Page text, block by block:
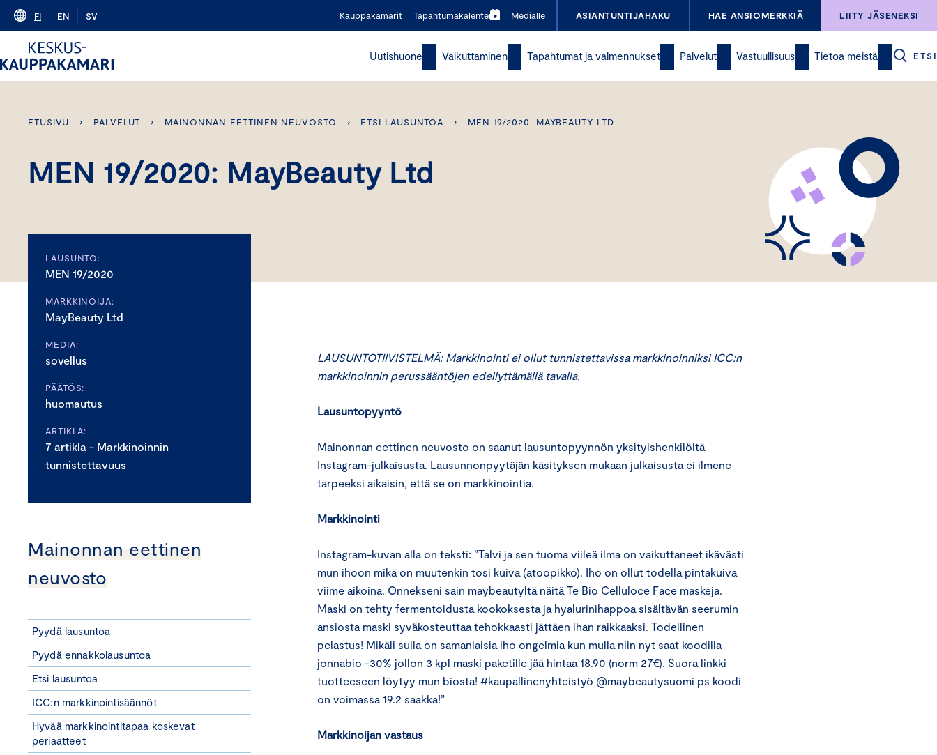
Skip
content
FI EN SV Kauppakamarit Tapahtumakalenteri Medialle ASIANTUNTIJAHAKU HAE ANSIOMERKKIÄ LIITY JÄSENEKSI
Uutishuone Vaikuttaminen Tapahtumat ja valmennukset Palvelut Vastuullisuus Tietoa meistä ETSI
ETUSIVU › PALVELUT › MAINONNAN EETTINEN NEUVOSTO › ETSI LAUSUNTOA › MEN 19/2020: MAYBEAUTY LTD
MEN 19/2020: MayBeauty Ltd
LAUSUNTO:
MEN 19/2020
MARKKINOIJA:
MayBeauty Ltd
MEDIA:
sovellus
PÄÄTÖS:
huomautus
ARTIKLA:
7 artikla - Markkinoinnin
tunnistettavuus
Mainonnan eettinen
neuvosto
Pyydä lausuntoa
Pyydä ennakkolausuntoa
Etsi lausuntoa
ICC:n markkinointisäännöt
Hyvää markkinointitapaa koskevat
periaatteet
LAUSUNTOTIIVISTELMÄ: Markkinointi ei ollut tunnistettavissa markkinoinniksi ICC:n
markkinoinnin perussääntöjen edellyttämällä tavalla.
Lausuntopyyntö
Mainonnan eettinen neuvosto on saanut lausuntopyynnön yksityishenkilöltä
Instagram-julkaisusta. Lausunnonpyytäjän käsityksen mukaan julkaisusta ei ilmene
tarpeeksi aikaisin, että se on markkinointia.
Markkinointi
Instagram-kuvan alla on teksti: ”Talvi ja sen tuoma viileä ilma on vaikuttaneet ikävästi
mun ihoon mikä on muutenkin tosi kuiva (atoopikko). Iho on ollut todella pintakuiva
viime aikoina. Onnekseni sain maybeautyltä näitä Te Bio Celluloce Face maskeja.
Maski on tehty fermentoidusta kookoksesta ja hyalurinihappoa sisältävän seerumin
ansiosta maski syväkosteuttaa tehokkaasti jättäen ihan raikkaaksi. Todellinen
pelastus! Mikäli sulla on samanlaisia iho ongelmia kun mulla niin nyt saat koodilla
jonnabio -30% jollon 3 kpl maski paketille jää hintaa 18.90 (norm 27€). Suora linkki
tuotteeseen löytyy mun biosta! #kaupallinenyhteistyö @maybeautysuomi ps koodi
on voimassa 19.2 saakka!”
Markkinoijan vastaus